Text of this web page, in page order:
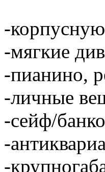
-
-мягкие
-пианино,
-личные
-сейф/
-
-